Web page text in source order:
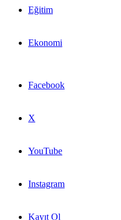
Eğitim
Ekonomi
Facebook
X
YouTube
Instagram
Kayıt Ol